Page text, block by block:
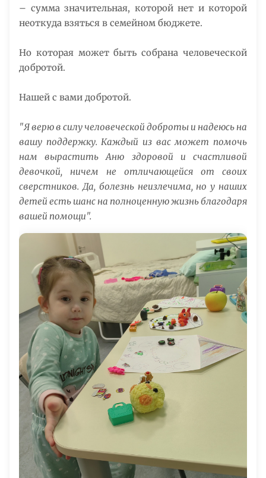
– сумма значительная, которой нет и которой
неоткуда взяться в семейном бюджете.
Но которая может быть собрана человеческой
добротой.
Нашей с вами добротой.
"Я верю в силу человеческой доброты и надеюсь на
вашу поддержку. Каждый из вас может помочь
нам вырастить Аню здоровой и счастливой
девочкой, ничем не отличающейся от своих
сверстников. Да, болезнь неизлечима, но у наших
детей есть шанс на полноценную жизнь благодаря
вашей помощи".